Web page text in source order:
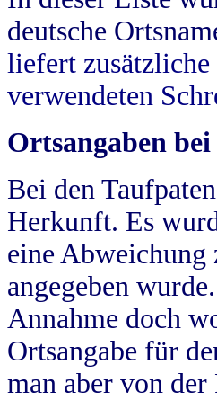
deutsche
liefert
verwendeten
Ortsangaben
Bei den
Herkunft. Es
eine Abweichung
angegeben
Annahme doch
Ortsangabe für
man aber von